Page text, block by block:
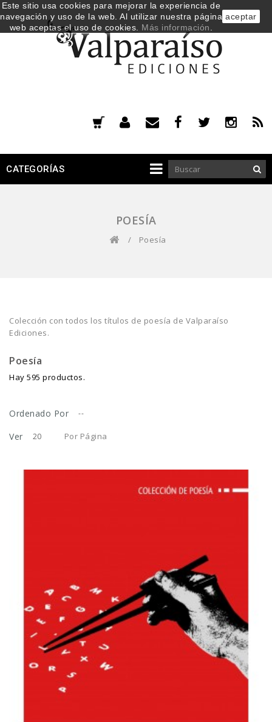
CATEGORÍAS
POESÍA
/ Poesía
Colección con todos los títulos de poesía de Valparaíso
Ediciones.
Poesía
Hay 595 productos.
Ordenado Por --
Ver 20 Por Página
Este sitio usa cookies para mejorar la experiencia de
navegación y uso de la web. Al utilizar nuestra página
web aceptas el uso de cookies. Más información
aceptar